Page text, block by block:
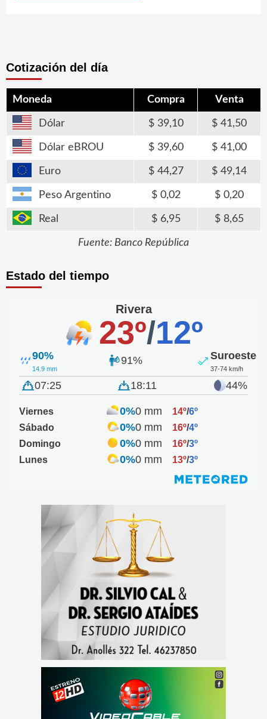
Cotización del día
Moneda Compra Venta
Dólar 39,10 41,50
Dólar eBROU 39,60 41,00
Euro 44,27 49,14
Peso Argentino 0,02 0,20
Real 6,95 8,65
Fuente: Banco República
Estado del tiempo
Rivera
23º/12º
90%
14.9 mm
91% Suroeste
37-74 km/h
07:25 18:11 44%
Viernes 0%0 mm 14º/6º
Sábado
0%0 mm 16º/4º
Domingo
0%0 mm 16º/3º
Lunes
0%0 mm 13º/3º